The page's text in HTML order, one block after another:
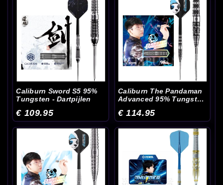
Caliburn Sword S5 95%
Tungsten - Dartpijlen
€ 109.95
Caliburn The Pandaman
Advanced 95% Tungsten
€ 114.95